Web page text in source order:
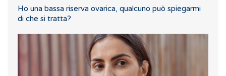
Ho una bassa riserva ovarica, qualcuno può spiegarmi
di che si tratta?